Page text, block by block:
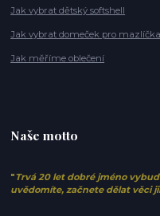
Jak vybrat dětský softshell
Jak vybrat domeček pro mazlíčka
Jak měříme oblečení
Naše motto
" Trvá 20 let dobré jméno
uvědomíte, začnete dělat věci